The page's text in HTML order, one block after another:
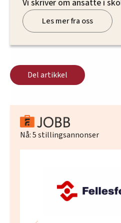
Vi skriver om ansatte i
Les mer fra oss
Del artikkel
Nå:5stillingsannonser